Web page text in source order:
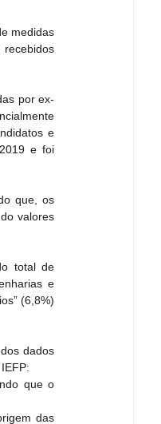
medidas
por ex-
e
e foi
que, os
valores
total de
e
(6,8%)
dados
que o
das